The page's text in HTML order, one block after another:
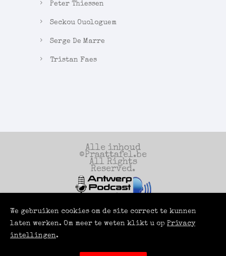
Peter Thiessen
Seckou Ouologuem
Serge De Marre
Tristan Faes
Alle inhoud
©Praattafel.be
All Rights
Reserved.
Een productie
van
Antwerp Podcast
We gebruiken cookies om de site correct te kunnen
laten werken. Om meer te weten klikt u op Privacy
intellingen.